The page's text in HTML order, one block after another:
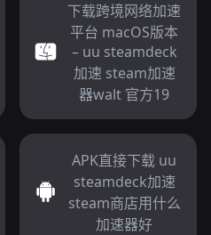
下载跨境网络加速
平台 macOS版本
– uu steamdeck
加速 steam加速
器walt 官方19
APK直接下载 uu
steamdeck加速
steam商店用什么
加速器好